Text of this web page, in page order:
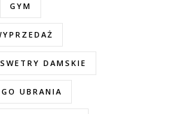
GYM
DAMSKIE
UBRANIA